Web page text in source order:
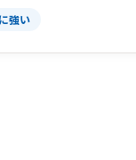
強い